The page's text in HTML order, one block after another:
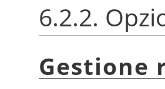
6.2.2.
Gestione